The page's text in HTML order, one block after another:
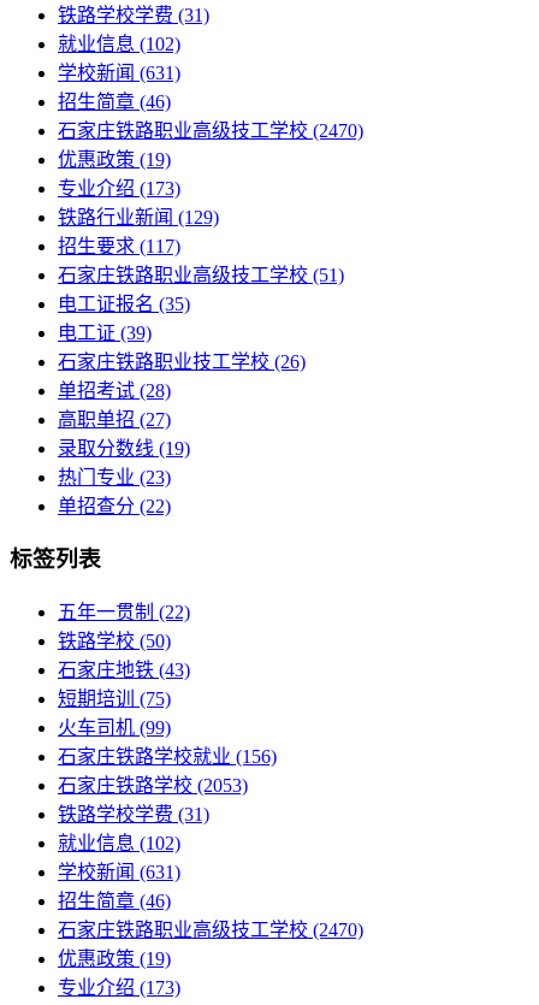
铁路学校学费 (31)
就业信息 (102)
学校新闻 (631)
招生简章 (46)
石家庄铁路职业高级技工学校 (2470)
优惠政策 (19)
专业介绍 (173)
铁路行业新闻 (129)
招生要求 (117)
石家庄铁路职业高级技工学校​ (51)
电工证报名 (35)
电工证 (39)
石家庄铁路职业技工学校 (26)
单招考试 (28)
高职单招 (27)
录取分数线 (19)
热门专业 (23)
单招查分 (22)
标签列表
五年一贯制 (22)
铁路学校 (50)
石家庄地铁 (43)
短期培训
(75)
火车司机 (99)
石家庄铁路学校就业 (156)
石家庄铁路学校 (2053)
铁路学校学费 (31)
就业信息 (102)
学校新闻 (631)
招生简章 (46)
石家庄铁路职业高级技工学校 (2470)
优惠政策 (19)
专业介绍 (173)